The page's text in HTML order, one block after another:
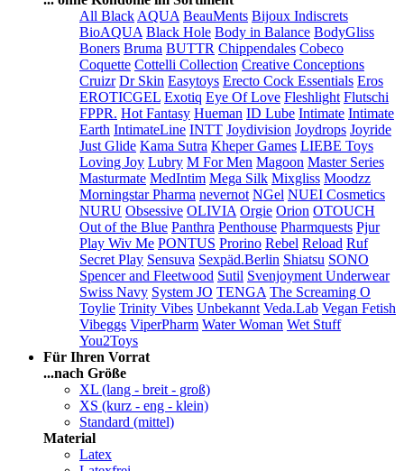
All Black AQUA BeauMents Bijoux Indiscrets
BioAQUA Black Hole Body in Balance BodyGliss
Boners Bruma BUTTR Chippendales Cobeco
Coquette Cottelli Collection Creative Conceptions
Cruizr Dr Skin Easytoys Erecto Cock Essentials Eros
EROTICGEL Exotiq Eye Of Love Fleshlight Flutschi
FPPR. Hot Fantasy Hueman ID Lube Intimate Intimate
Earth IntimateLine INTT Joydivision Joydrops Joyride
Just Glide Kama Sutra Kheper Games LIEBE Toys
Loving Joy Lubry M For Men Magoon Master Series
Masturmate MedIntim Mega Silk Mixgliss Moodzz
Morningstar Pharma nevernot NGel NUEI Cosmetics
NURU Obsessive OLIVIA Orgie Orion OTOUCH
Out of the Blue Panthra Penthouse Pharmquests Pjur
Play Wiv Me PONTUS Prorino Rebel Reload Ruf
Secret Play Sensuva Sexpäd.Berlin Shiatsu SONO
Spencer and Fleetwood Sutil Svenjoyment Underwear
Swiss Navy System JO TENGA The Screaming O
Toylie Trinity Vibes Unbekannt Veda.Lab Vegan Fetish
Vibeggs ViperPharm Water Woman Wet Stuff
You2Toys
Für Ihren Vorrat
...nach Größe
XL (lang - breit - groß)
XS (kurz - eng - klein)
Standard (mittel)
Material
Latex